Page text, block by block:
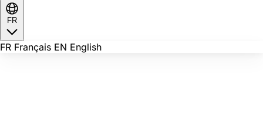
FR
FR Français EN English